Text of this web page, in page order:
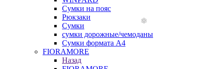
Сумки на пояс
Рюкзаки
Сумки
сумки дорожные/чемоданы
Сумки формата А4
FIORAMORE
Назад